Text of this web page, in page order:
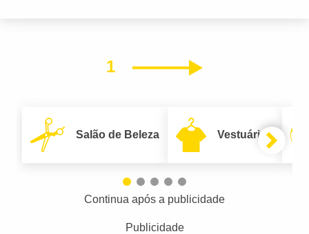
1 Próximo
Salão de Beleza Vestuário
Continua após a publicidade
Publicidade